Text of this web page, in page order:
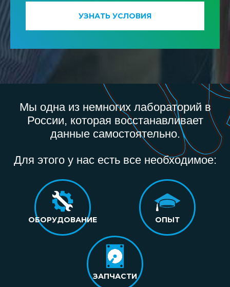
УЗНАТЬ УСЛОВИЯ
Мы одна из немногих лабораторий в
России, которая восстанавливает
данные самостоятельно.
Для этого у нас есть все необходимое:
ОБОРУДОВАНИЕ ОПЫТ
ЗАПЧАСТИ